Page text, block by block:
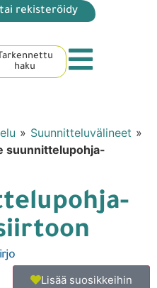
rekisteröidy
Tarkennettu
haku
» Suunnitteluvälineet »
suunnittelupohja-
Lisää suosikkeihin